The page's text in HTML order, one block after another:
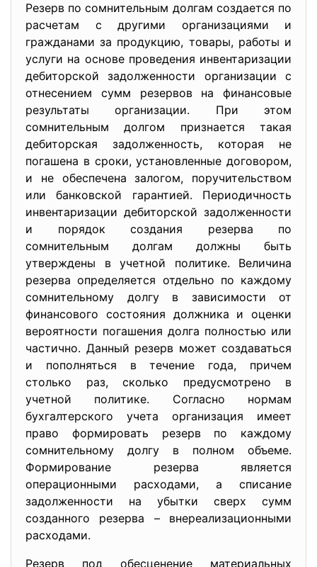
Резерв по сомнительным долгам создается по
расчетам с другими организациями и
гражданами за продукцию, товары, работы и
услуги на основе проведения инвентаризации
дебиторской задолженности организации с
отнесением сумм резервов на финансовые
результаты организации. При этом
сомнительным долгом признается такая
дебиторская задолженность, которая не
погашена в сроки, установленные договором,
и не обеспечена залогом, поручительством
или банковской гарантией. Периодичность
инвентаризации дебиторской задолженности
и порядок создания резерва по
сомнительным долгам должны быть
утверждены в учетной политике. Величина
резерва определяется отдельно по каждому
сомнительному долгу в зависимости от
финансового состояния должника и оценки
вероятности погашения долга полностью или
частично. Данный резерв может создаваться
и пополняться в течение года, причем
столько раз, сколько предусмотрено в
учетной политике. Согласно нормам
бухгалтерского учета организация имеет
право формировать резерв по каждому
сомнительному долгу в полном объеме.
Формирование резерва является
операционными расходами, а списание
задолженности на убытки сверх сумм
созданного резерва – внереализационными
расходами.
Резерв под обесценение материальных